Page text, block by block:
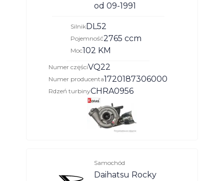
od 09-1991
SilnikDL52
Pojemność2765 ccm
Moc102 KM
Numer częściVQ22
Numer producenta1720187306000
Rdzeń turbinyCHRA0956
Samochód
Daihatsu Rocky